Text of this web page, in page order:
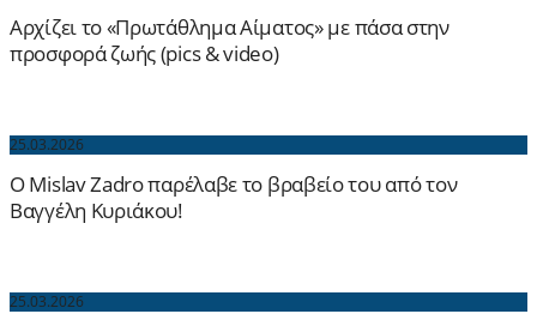
Αρχίζει το «Πρωτάθλημα Αίματος» με πάσα στην
προσφορά ζωής (pics & video)
25.03.2026
Ο Mislav Zadro παρέλαβε το βραβείο του από τον
Βαγγέλη Κυριάκου!
25.03.2026